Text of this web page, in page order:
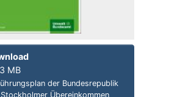
MB
der Bundesrepublik
Übereinkommen